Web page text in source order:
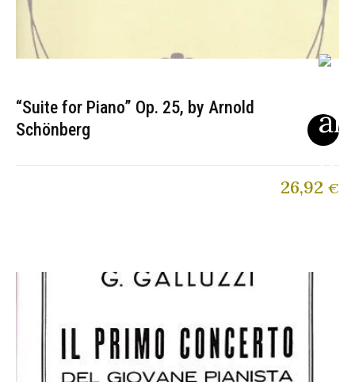
“Suite for Piano” Op. 25, by Arnold
Schönberg
26,92 €